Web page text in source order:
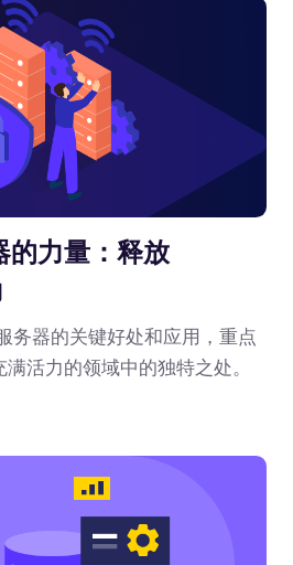
的力量：释放
务器的关键好处和应用，重点
活力的领域中的独特之处。